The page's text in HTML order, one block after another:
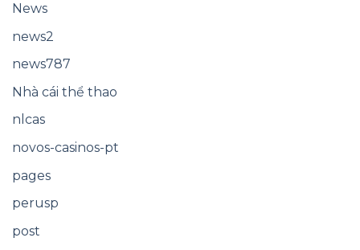
News
news2
news787
Nhà cái thể thao
nlcas
novos-casinos-pt
pages
perusp
post